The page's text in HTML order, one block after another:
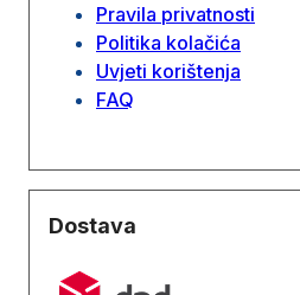
Pravila privatnosti
Politika kolačića
Uvjeti korištenja
FAQ
Dostava